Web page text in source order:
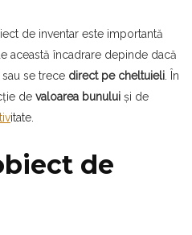
de inventar este importantă
această încadrare depinde dacă
sau se trece direct pe cheltuieli . În
de valoarea bunului și de
itate.
de